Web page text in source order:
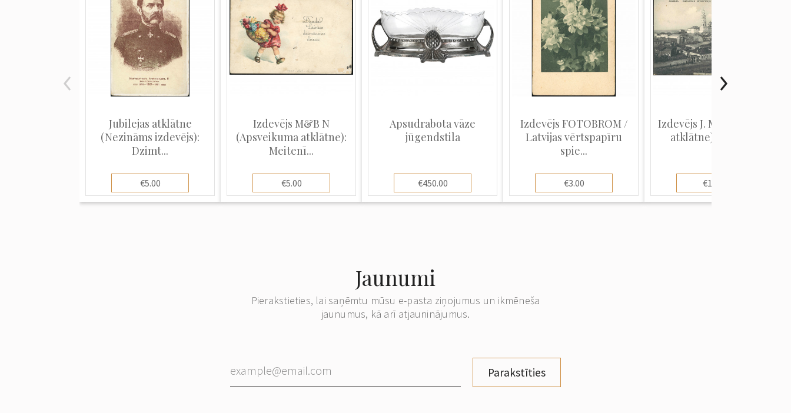
Jubilejas atklātne
(Nezināms izdevējs):
Dzimt...
€5.00
Izdevējs M&B N
(Apsveikuma atklātne):
Meitenī...
€5.00
Apsudrabota vāze
jūgendstila
€450.00
Izdevējs FOTOBROM /
Latvijas vērtspapīru
spie...
€3.00
Izdevējs J. M. J. K. (Skatu
atklātne): Kazaņa...
€10.00
Jaunumi
Pierakstieties, lai saņēmtu mūsu e-pasta ziņojumus un ikmēneša
jaunumus, kā arī atjauninājumus.
Parakstīties